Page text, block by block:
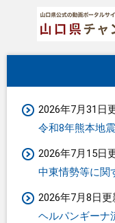
2026年7月31日
令和8年熊本地
2026年7月15日
中東情勢等に関
2026年7月8日更
ヘルパンギーナ